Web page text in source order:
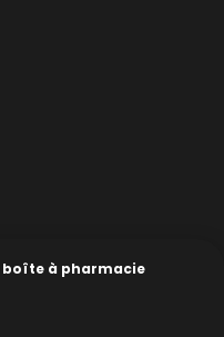
boîte à pharmacie